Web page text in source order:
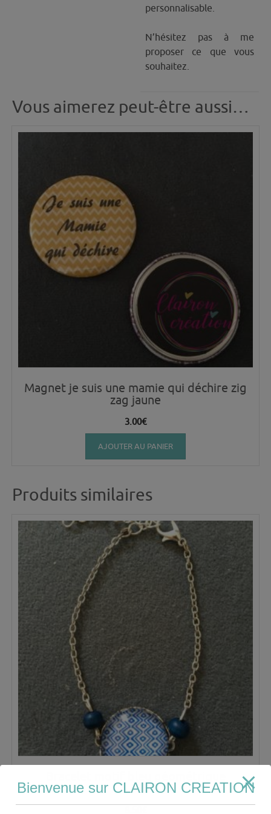
personnalisable.
N’hésitez pas à me
proposer ce que vous
souhaitez.
Vous aimerez peut-être aussi…
Magnet je suis une mamie qui déchire zig
zag jaune
3.00€
AJOUTER AU PANIER
Produits similaires
Bienvenue sur CLAIRON CREATION